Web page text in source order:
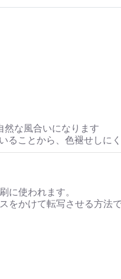
然な風合いになります
ことから、色褪せしに
に使われます。
をかけて転写させる方法